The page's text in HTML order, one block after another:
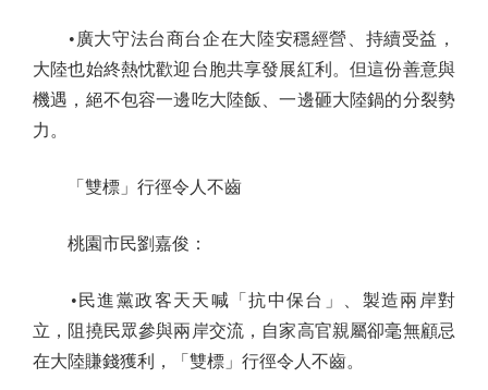
•廣大守法台商台企在大陸安穩經營、持續受益，
大陸也始終熱忱歡迎台胞共享發展紅利。但這份善意與
機遇，絕不包容一邊吃大陸飯、一邊砸大陸鍋的分裂勢
力。
「雙標」行徑令人不齒
桃園市民劉嘉俊：
•民進黨政客天天喊「抗中保台」、製造兩岸對
立，阻撓民眾參與兩岸交流，自家高官親屬卻毫無顧忌
在大陸賺錢獲利，「雙標」行徑令人不齒。